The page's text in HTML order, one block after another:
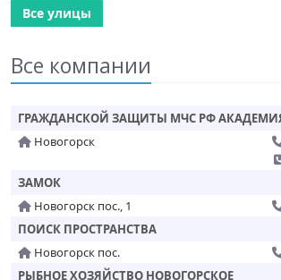
Все улицы
Все компании
ГРАЖДАНСКОЙ ЗАЩИТЫ МЧС РФ
Новогорск
ЗАМОК
Новогорск пос., 1
ПОИСК ПРОСТРАНСТВА
Новогорск пос.
РЫБНОЕ ХОЗЯЙСТВО НОВОГОРСКОЕ